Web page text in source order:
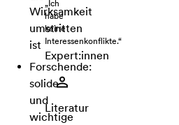
Wirksamkeit
umstritten
ist
Forschende:
solide
und
wichtige
„Ich
habe
keine
Interessenkonflikte.“
Expert:innen
Literatur